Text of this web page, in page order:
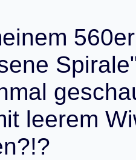
einem 560er
ene Spirale
mal gescha
it leerem Wi
n?!?